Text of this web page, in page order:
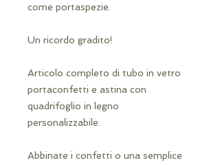
come portaspezie.
Un ricordo gradito!
Articolo completo di tubo in vetro
portaconfetti e astina con
quadrifoglio in legno
personalizzabile.
Abbinate i confetti o una semplice